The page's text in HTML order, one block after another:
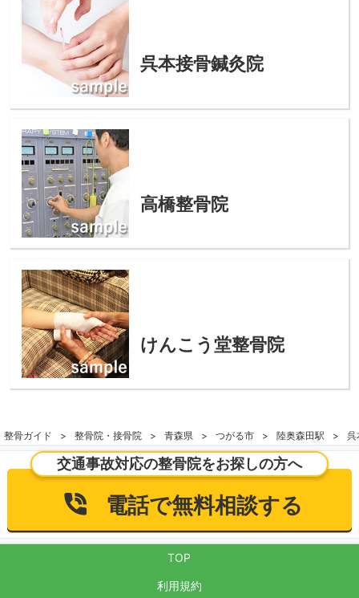
呉本接骨鍼灸院
高橋整骨院
けんこう堂整骨院
整骨ガイド 整骨院・接骨院 青森県 つがる市 陸奥森田駅 呉
交通事故対応の整骨院をお探しの方へ
電話で無料相談する
TOP
利用規約